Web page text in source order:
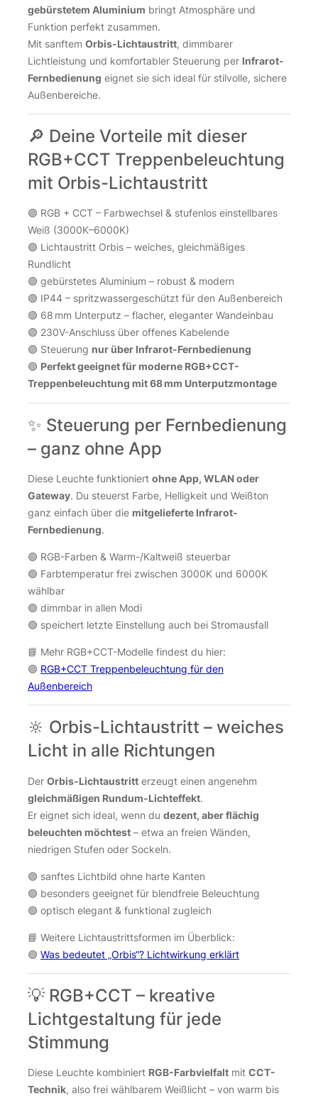
gebürstetem Aluminium bringt Atmosphäre und
Funktion perfekt zusammen.
Mit sanftem Orbis-Lichtaustritt, dimmbarer
Lichtleistung und komfortabler Steuerung per Infrarot-
Fernbedienung eignet sie sich ideal für stilvolle, sichere
Außenbereiche.
🔎 Deine Vorteile mit dieser
RGB+CCT Treppenbeleuchtung
mit Orbis-Lichtaustritt
🟢 RGB + CCT – Farbwechsel & stufenlos einstellbares
Weiß (3000K–6000K)
🟢 Lichtaustritt Orbis – weiches, gleichmäßiges
Rundlicht
🟢 gebürstetes Aluminium – robust & modern
🟢 IP44 – spritzwassergeschützt für den Außenbereich
🟢 68 mm Unterputz – flacher, eleganter Wandeinbau
🟢 230V-Anschluss über offenes Kabelende
🟢 Steuerung nur über Infrarot-Fernbedienung
🟢 Perfekt geeignet für moderne RGB+CCT-
Treppenbeleuchtung mit 68 mm Unterputzmontage
✨ Steuerung per Fernbedienung
– ganz ohne App
Diese Leuchte funktioniert ohne App, WLAN oder
Gateway. Du steuerst Farbe, Helligkeit und Weißton
ganz einfach über die mitgelieferte Infrarot-
Fernbedienung.
🟢 RGB-Farben & Warm-/Kaltweiß steuerbar
🟢 Farbtemperatur frei zwischen 3000K und 6000K
wählbar
🟢 dimmbar in allen Modi
🟢 speichert letzte Einstellung auch bei Stromausfall
📘 Mehr RGB+CCT-Modelle findest du hier:
🟢 RGB+CCT Treppenbeleuchtung für den
Außenbereich
🔆 Orbis-Lichtaustritt – weiches
Licht in alle Richtungen
Der Orbis-Lichtaustritt erzeugt einen angenehm
gleichmäßigen Rundum-Lichteffekt.
Er eignet sich ideal, wenn du dezent, aber flächig
beleuchten möchtest – etwa an freien Wänden,
niedrigen Stufen oder Sockeln.
🟢 sanftes Lichtbild ohne harte Kanten
🟢 besonders geeignet für blendfreie Beleuchtung
🟢 optisch elegant & funktional zugleich
📘 Weitere Lichtaustrittsformen im Überblick:
🟢 Was bedeutet „Orbis“? Lichtwirkung erklärt
💡 RGB+CCT – kreative
Lichtgestaltung für jede
Stimmung
Diese Leuchte kombiniert RGB-Farbvielfalt mit CCT-
Technik, also frei wählbarem Weißlicht – von warm bis